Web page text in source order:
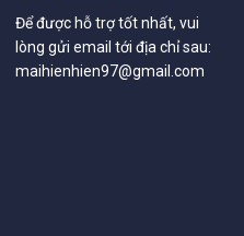
Để được hỗ trợ tốt nhất, vui
lòng gửi email tới địa chỉ sau:
maihienhien97@gmail.com